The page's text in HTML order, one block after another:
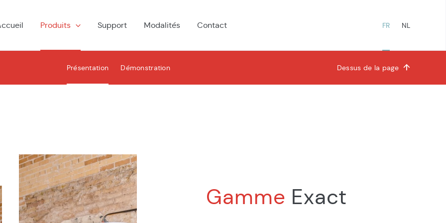
Gamme
Gamme Exact
Produits Support Modalités Contact FR NL
Présentation Démonstration Dessus de la page